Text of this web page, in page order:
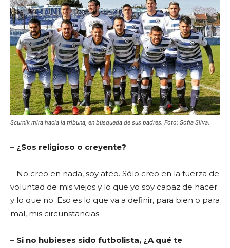
Scurnik mira hacia la tribuna, en búsqueda de sus padres. Foto: Sofía Silva.
– ¿Sos religioso o creyente?
– No creo en nada, soy ateo. Sólo creo en la fuerza de
voluntad de mis viejos y lo que yo soy capaz de hacer
y lo que no. Eso es lo que va a definir, para bien o para
mal, mis circunstancias.
– Si no hubieses sido futbolista, ¿A qué te